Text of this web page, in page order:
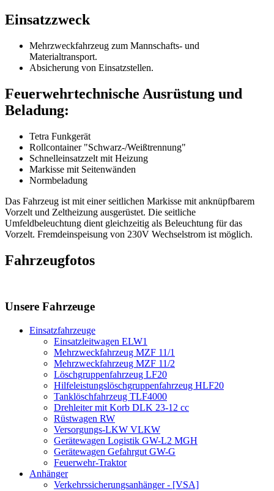
Einsatzzweck
Mehrzweckfahrzeug zum Mannschafts- und
Materialtransport.
Absicherung von Einsatzstellen.
Feuerwehrtechnische Ausrüstung und
Beladung:
Tetra Funkgerät
Rollcontainer "Schwarz-/Weißtrennung"
Schnelleinsatzzelt mit Heizung
Markisse mit Seitenwänden
Normbeladung
Das Fahrzeug ist mit einer seitlichen Markisse mit anknüpfbarem
Vorzelt und Zeltheizung ausgerüstet. Die seitliche
Umfeldbeleuchtung dient gleichzeitig als Beleuchtung für das
Vorzelt. Fremdeinspeisung von 230V Wechselstrom ist möglich.
Fahrzeugfotos
Unsere Fahrzeuge
Einsatzfahrzeuge
Einsatzleitwagen ELW1
Mehrzweckfahrzeug MZF 11/1
Mehrzweckfahrzeug MZF 11/2
Löschgruppenfahrzeug LF20
Hilfeleistungslöschgruppenfahrzeug HLF20
Tanklöschfahrzeug TLF4000
Drehleiter mit Korb DLK 23-12 cc
Rüstwagen RW
Versorgungs-LKW VLKW
Gerätewagen Logistik GW-L2 MGH
Gerätewagen Gefahrgut GW-G
Feuerwehr-Traktor
Anhänger
Verkehrssicherungsanhänger - [VSA]